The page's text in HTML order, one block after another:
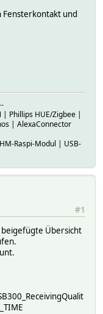
Fensterkontakt und
| Phillips HUE/Zigbee |
| AlexaConnector
Raspi-Modul | USB-
#1
beigefügte Übersicht